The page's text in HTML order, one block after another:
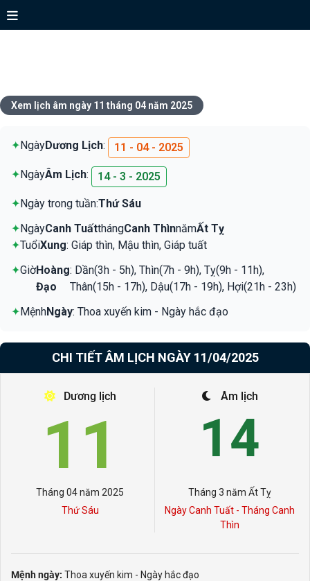
Xem lịch âm ngày 11 tháng 04 năm 2025
✦NgàyDương Lịch: 11 - 04 - 2025
✦NgàyÂm Lịch: 14 - 3 - 2025
✦Ngày trong tuần:Thứ Sáu
✦NgàyCanh TuấtthángCanh ThìnnămẤt Tỵ
✦TuổiXung: Giáp thìn, Mậu thìn, Giáp tuất
✦GiờHoàng
Đạo
: Dần(3h - 5h), Thìn(7h - 9h), Tỵ(9h - 11h),
Thân(15h - 17h), Dậu(17h - 19h), Hợi(21h - 23h)
✦MệnhNgày: Thoa xuyến kim - Ngày hắc đạo
CHI TIẾT ÂM LỊCH NGÀY 11/04/2025
Dương lịch
11
Tháng 04 năm 2025
Thứ Sáu
Âm lịch
14
Tháng 3 năm Ất Tỵ
Ngày Canh Tuất - Tháng Canh
Thìn
Mệnh ngày: Thoa xuyến kim - Ngày hắc đạo